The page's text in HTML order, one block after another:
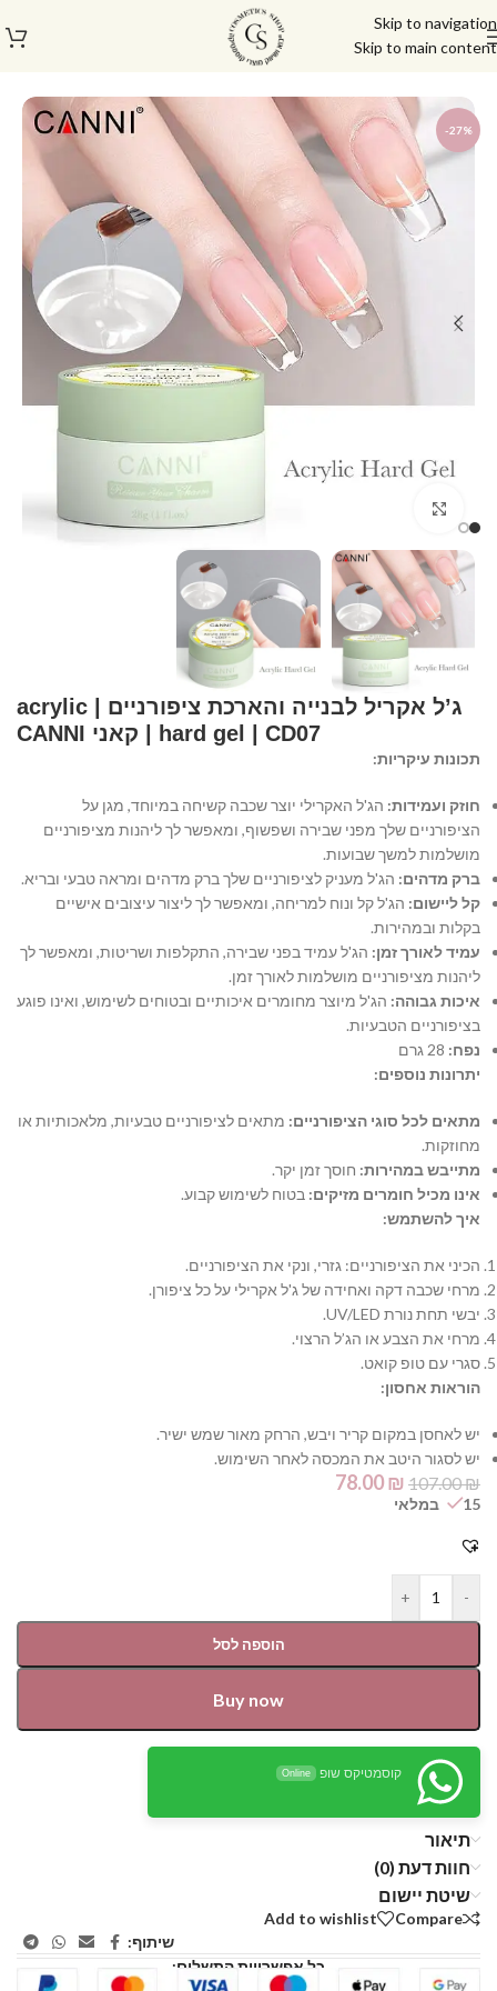
Skip to navigation
Skip to main content
-27%
ג’ל אקריל לבנייה והארכת ציפורניים | acrylic
hard gel | CD07 | קאני CANNI
תכונות עיקריות:
חוזק ועמידות: הג'ל האקרילי יוצר שכבה קשיחה במיוחד, מגן על
הציפורניים שלך מפני שבירה ושפשוף, ומאפשר לך ליהנות מציפורניים
מושלמות למשך שבועות.
ברק מדהים: הג'ל מעניק לציפורניים שלך ברק מדהים ומראה טבעי ובריא.
קל ליישום: הג'ל קל ונוח למריחה, ומאפשר לך ליצור עיצובים אישיים
בקלות ובמהירות.
עמיד לאורך זמן: הג'ל עמיד בפני שבירה, התקלפות ושריטות, ומאפשר לך
ליהנות מציפורניים מושלמות לאורך זמן.
איכות גבוהה: הג'ל מיוצר מחומרים איכותיים ובטוחים לשימוש, ואינו פוגע
בציפורניים הטבעיות.
נפח:
גרם
יתרונות נוספים:
מתאים לכל סוגי הציפורניים: מתאים לציפורניים טבעיות, מלאכותיות או
מחוזקות.
מתייבש במהירות: חוסך זמן יקר.
אינו מכיל חומרים מזיקים: בטוח לשימוש קבוע.
איך להשתמש:
הכיני את הציפורניים: גזרי, ונקי את הציפורניים.
מרחי שכבה דקה ואחידה של ג'ל אקרילי על כל ציפורן.
יבשי תחת נורת UV/LED.
מרחי את הצבע או הג’ל הרצוי.
סגרי עם טופ קואט.
הוראות אחסון:
יש לאחסן במקום קריר ויבש, הרחק מאור שמש ישיר.
יש לסגור היטב את המכסה לאחר השימוש.
107.00₪
78.00₪
15 במלאי
-
+
הוספה לסל
Buy now
קוסמטיקס שופ Online
תיאור
חוות דעת (0)
שיטת יישום
Compare
Add to wishlist
שיתוף:
כל אפשרויות התשלום: